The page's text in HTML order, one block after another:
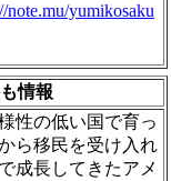
note.mu/yumikosaku
情報
性の低い国で育っ
ら移民を受け入れ
成長してきたアメ